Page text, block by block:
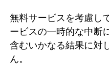
無料サービスを考慮し
ービスの一時的な中断
含むいかなる結果に対
ん。